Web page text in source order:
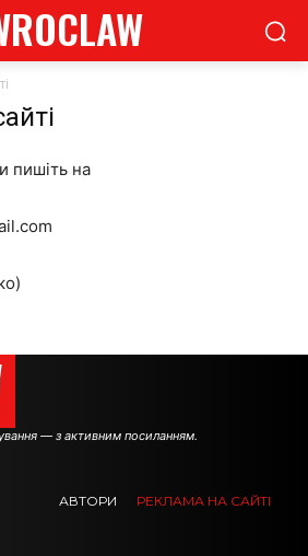
пишіть на
— з активним посиланням.
АВТОРИ РЕКЛАМА НА САЙТІ